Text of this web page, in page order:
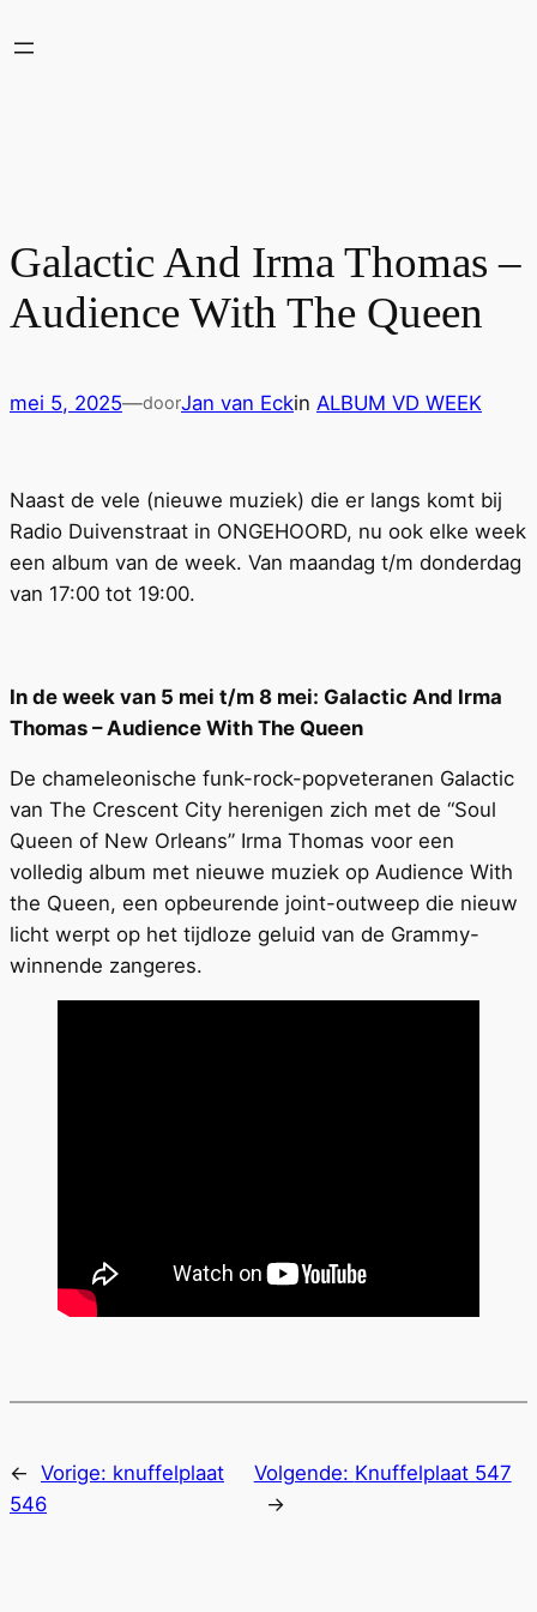
naar
Galactic And Irma Thomas –
Audience With The Queen
mei 5, 2025—doorJan van Eckin ALBUM VD WEEK
Naast de vele (nieuwe muziek) die er langs komt bij
Radio Duivenstraat in ONGEHOORD, nu ook elke week
een album van de week. Van maandag t/m donderdag
van 17:00 tot 19:00.
In de week van 5 mei t/m 8 mei: Galactic And Irma
Thomas – Audience With The Queen
De chameleonische funk-rock-popveteranen Galactic
van The Crescent City herenigen zich met de “Soul
Queen of New Orleans” Irma Thomas voor een
volledig album met nieuwe muziek op Audience With
the Queen, een opbeurende joint-outweep die nieuw
licht werpt op het tijdloze geluid van de Grammy-
winnende zangeres.
← Vorige: knuffelplaat
546
Volgende: Knuffelplaat 547
→